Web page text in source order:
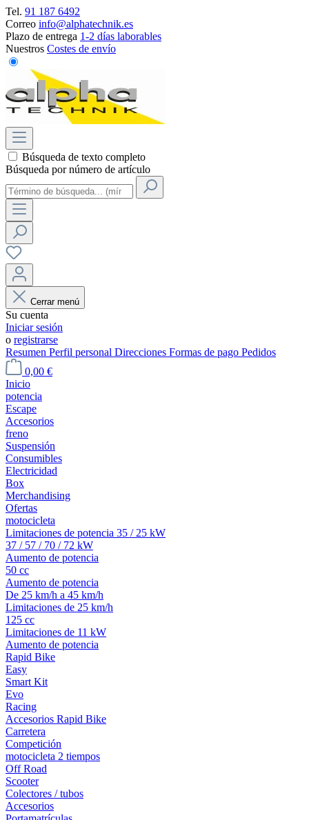
Tel. 91 187 6492
Correo info@alphatechnik.es
Plazo de entrega 1-2 días laborables
Nuestros Costes de envío
Búsqueda de texto completo
Búsqueda por número de artículo
Cerrar menú
Su cuenta
Iniciar sesión
o registrarse
Resumen Perfil personal Direcciones Formas de pago Pedidos
0,00 €
Inicio
potencia
Escape
Accesorios
freno
Suspensión
Consumibles
Electricidad
Box
Merchandising
Ofertas
motocicleta
Limitaciones de potencia 35 / 25 kW
37 / 57 / 70 / 72 kW
Aumento de potencia
50 cc
Aumento de potencia
De 25 km/h a 45 km/h
Limitaciones de 25 km/h
125 cc
Limitaciones de 11 kW
Aumento de potencia
Rapid Bike
Easy
Smart Kit
Evo
Racing
Accesorios Rapid Bike
Carretera
Competición
motocicleta 2 tiempos
Off Road
Scooter
Colectores / tubos
Accesorios